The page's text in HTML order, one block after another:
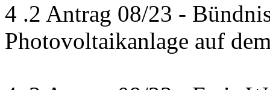
4 .2 Antrag 08/23 -
Photovoltaikanlage auf